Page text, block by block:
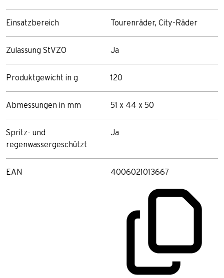
Einsatzbereich Tourenräder, City-Räder
Zulassung StVZO Ja
Produktgewicht in g 120
Abmessungen in mm 51 x 44 x 50
Spritz- und
regenwassergeschützt
Ja
EAN 4006021013667